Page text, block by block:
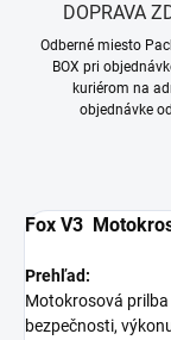
DOPRAVA
Odberné miesto
BOX pri
kuriérom na
objednávke
Fox V3
Prehľad:
Motokrosová
bezpečnosti,